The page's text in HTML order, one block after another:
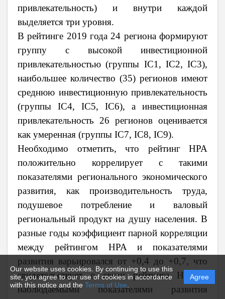
Our website uses cookies. By continuing to use this
site, you agree to our use of cookies in accordance
with this notice and the Terms of Use
Agree
привлекательность) и внутри каждой
выделяется три уровня.
В рейтинге 2019 года 24 региона формируют
группу с высокой инвестиционной
привлекательностью (группы IC1, IC2, IC3),
наибольшее количество (35) регионов имеют
среднюю инвестиционную привлекательность
(группы IC4, IC5, IC6), а инвестиционная
привлекательность 26 регионов оценивается
как умеренная (группы IC7, IC8, IC9).
Необходимо отметить, что рейтинг НРА
положительно коррелирует с такими
показателями регионального экономического
развития, как производительность труда,
подушевое потребление и валовый
региональный продукт на душу населения. В
разные годы коэффициент парной корреляции
между рейтингом НРА и показателями
развития варьировался от +0,4 до +0,7, что
свидетельствует о связи рейтинга НРА с
наблюдаемыми показателями развития